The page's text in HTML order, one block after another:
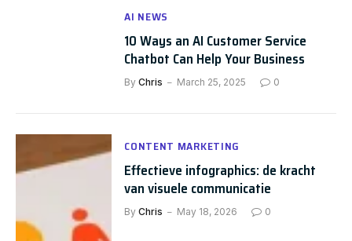
AI NEWS
10 Ways an AI Customer Service
Chatbot Can Help Your Business
By Chris March 25, 2025 0
CONTENT MARKETING
Effectieve infographics: de kracht
van visuele communicatie
By Chris May 18, 2026 0